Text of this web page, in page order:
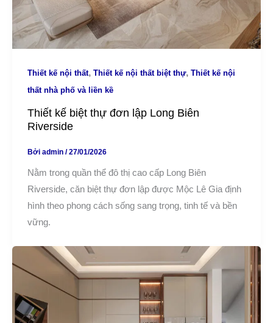
Thiết kế nội thất, Thiết kế nội thất biệt thự, Thiết kế nội
thất nhà phố và liền kề
Thiết kế biệt thự đơn lập Long Biên
Riverside
Bởi admin /27/01/2026
Nằm trong quần thể đô thị cao cấp Long Biên
Riverside, căn biệt thự đơn lập được Mộc Lê Gia định
hình theo phong cách sống sang trọng, tinh tế và bền
vững.